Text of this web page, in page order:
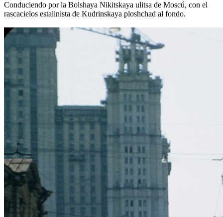
Conduciendo por la Bolshaya Nikitskaya ulitsa de Moscú, con el
rascacielos estalinista de Kudrinskaya ploshchad al fondo.